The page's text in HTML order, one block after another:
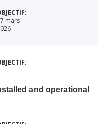
mars
and operational